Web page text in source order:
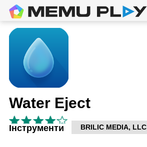
Water Eject
Інструменти BRILIC MEDIA, LLC